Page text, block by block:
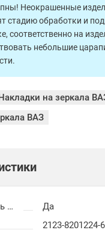
Неокрашенные
стадию обработки и
соответственно на
небольшие
Накладки на зеркала
ВАЗ
Допустимость мелких царапин
Да
2123-8201224-